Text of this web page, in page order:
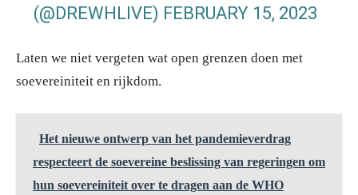
(@DREWHLIVE) FEBRUARY 15, 2023
Laten we niet vergeten wat open grenzen doen met
soevereiniteit en rijkdom.
Het nieuwe ontwerp van het pandemieverdrag
respecteert de soevereine beslissing van regeringen om
hun soevereiniteit over te dragen aan de WHO